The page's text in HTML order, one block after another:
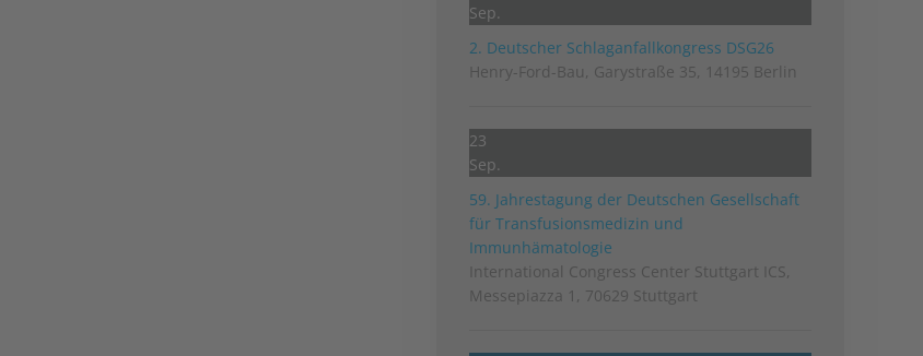
Sep.
2. Deutscher Schlag­anfall­kongress DSG26
Henry-Ford-Bau, Garystraße 35, 14195 Berlin
23
Sep.
59. Jahrestagung der Deutschen Gesellschaft
für Transfusionsmedizin und
Immunhämatologie
International Congress Center Stuttgart ICS,
Messepiazza 1, 70629 Stuttgart